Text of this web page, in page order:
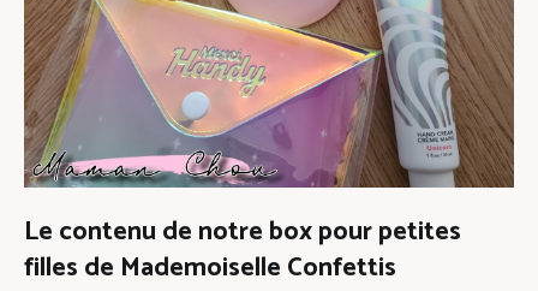
Le contenu de notre box pour petites
filles de Mademoiselle Confettis